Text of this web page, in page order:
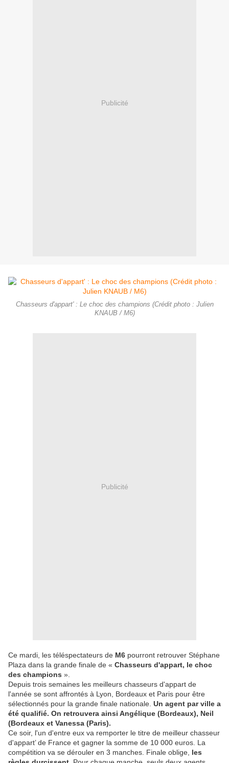
Publicité
Chasseurs d'appart' : Le choc des champions (Crédit photo : Julien
KNAUB / M6)
Publicité
Ce mardi, les téléspectateurs de M6 pourront retrouver Stéphane
Plaza dans la grande finale de « Chasseurs d'appart, le choc
des champions ».
Depuis trois semaines les meilleurs chasseurs d'appart de
l'année se sont affrontés à Lyon, Bordeaux et Paris pour être
sélectionnés pour la grande finale nationale. Un agent par ville a
été qualifié. On retrouvera ainsi Angélique (Bordeaux), Neil
(Bordeaux et Vanessa (Paris).
Ce soir, l'un d'entre eux va remporter le titre de meilleur chasseur
d'appart’ de France et gagner la somme de 10 000 euros. La
compétition va se dérouler en 3 manches. Finale oblige, les